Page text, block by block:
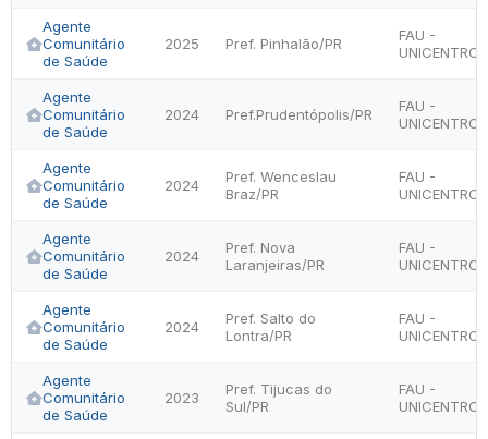
Agente
Comunitário
de Saúde
2025 Pref. Pinhalão/PR
FAU -
UNICENTRO
Agente
Comunitário
de Saúde
2024 Pref.Prudentópolis/PR
FAU -
UNICENTRO
Agente
Comunitário
de Saúde
2024
Pref. Wenceslau
Braz/PR
FAU -
UNICENTRO
Agente
Comunitário
de Saúde
2024
Pref. Nova
Laranjeiras/PR
FAU -
UNICENTRO
Agente
Comunitário
de Saúde
2024
Pref. Salto do
Lontra/PR
FAU -
UNICENTRO
Agente
Comunitário
de Saúde
2023
Pref. Tijucas do
Sul/PR
FAU -
UNICENTRO